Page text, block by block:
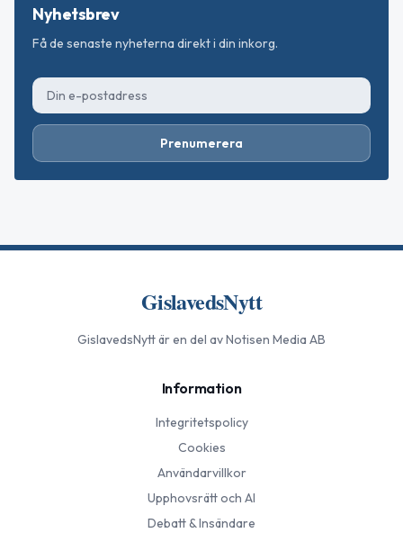
Nyhetsbrev
Få de senaste nyheterna direkt i din inkorg.
Prenumerera
GislavedsNytt
GislavedsNyttär en del av Notisen Media AB
Information
Integritetspolicy
Cookies
Användarvillkor
Upphovsrätt och AI
Debatt & Insändare